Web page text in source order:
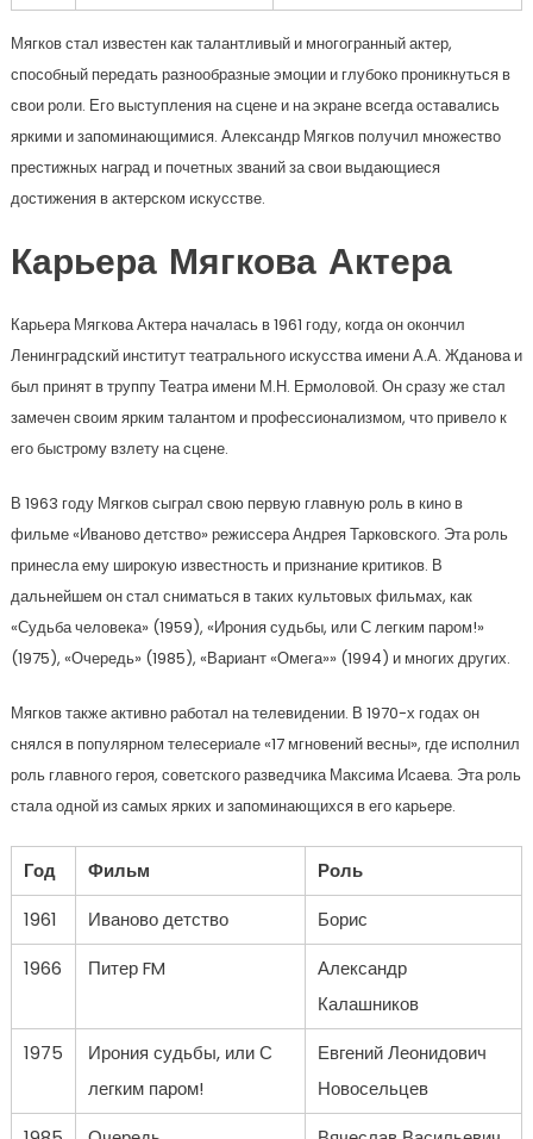
Мягков стал известен как талантливый и многогранный актер,
способный передать разнообразные эмоции и глубоко проникнуться в
свои роли. Его выступления на сцене и на экране всегда оставались
яркими и запоминающимися. Александр Мягков получил множество
престижных наград и почетных званий за свои выдающиеся
достижения в актерском искусстве.
Карьера Мягкова Актера
Карьера Мягкова Актера началась в 1961 году, когда он окончил
Ленинградский институт театрального искусства имени А.А. Жданова и
был принят в труппу Театра имени М.Н. Ермоловой. Он сразу же стал
замечен своим ярким талантом и профессионализмом, что привело к
его быстрому взлету на сцене.
В 1963 году Мягков сыграл свою первую главную роль в кино в
фильме «Иваново детство» режиссера Андрея Тарковского. Эта роль
принесла ему широкую известность и признание критиков. В
дальнейшем он стал сниматься в таких культовых фильмах, как
«Судьба человека» (1959), «Ирония судьбы, или С легким паром!»
(1975), «Очередь» (1985), «Вариант «Омега»» (1994) и многих других.
Мягков также активно работал на телевидении. В 1970-х годах он
снялся в популярном телесериале «17 мгновений весны», где исполнил
роль главного героя, советского разведчика Максима Исаева. Эта роль
стала одной из самых ярких и запоминающихся в его карьере.
Год Фильм
Роль
1961
Иваново детство
Борис
1966
Питер FM
Александр
Калашников
1975
Ирония судьбы, или С
легким паром!
Евгений Леонидович
Новосельцев